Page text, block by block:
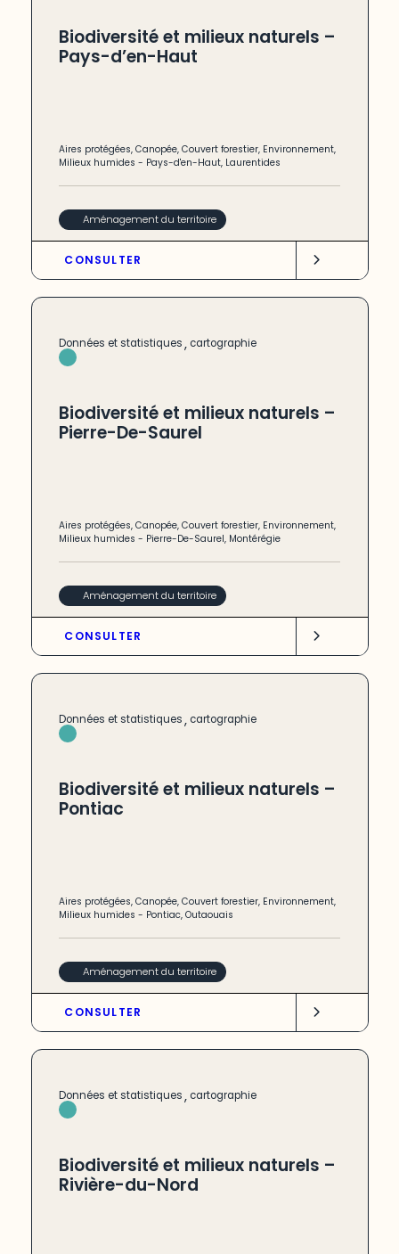
Biodiversité et milieux naturels –
Pays-d’en-Haut
Aires protégées,Canopée,Couvert forestier, Environnement,
Milieux humides - Pays-d'en-Haut, Laurentides
Aménagement du territoire
CONSULTER
Données et statistiques, cartographie
Biodiversité et milieux naturels –
Pierre-De-Saurel
Aires protégées,Canopée,Couvert forestier, Environnement,
Milieux humides - Pierre-De-Saurel, Montérégie
Aménagement du territoire
CONSULTER
Données et statistiques, cartographie
Biodiversité et milieux naturels –
Pontiac
Aires protégées,Canopée,Couvert forestier, Environnement,
Milieux humides - Pontiac,Outaouais
Aménagement du territoire
CONSULTER
Données et statistiques, cartographie
Biodiversité et milieux naturels –
Rivière-du-Nord